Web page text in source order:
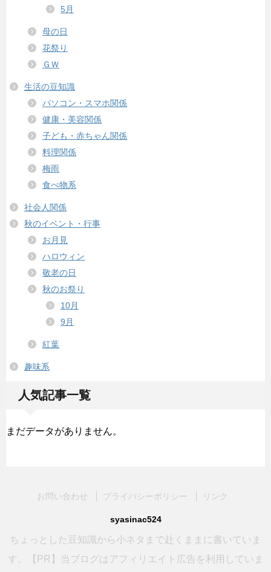
5月
母の日
花祭り
ＧＷ
生活の豆知識
パソコン・スマホ関係
健康・美容関係
子ども・赤ちゃん関係
料理関係
梅雨
食べ物系
社会人関係
秋のイベント・行事
お月見
ハロウィン
敬老の日
秋のお祭り
10月
9月
紅葉
趣味系
人気記事一覧
まだデータがありません。
お問い合わせ プライバシーポリシー リンク
syasinac524
ちょっとした豆知識から小ネタまで赴くままに書いていま
す。【PR】当ブログはアフィリエイト広告を利用していま